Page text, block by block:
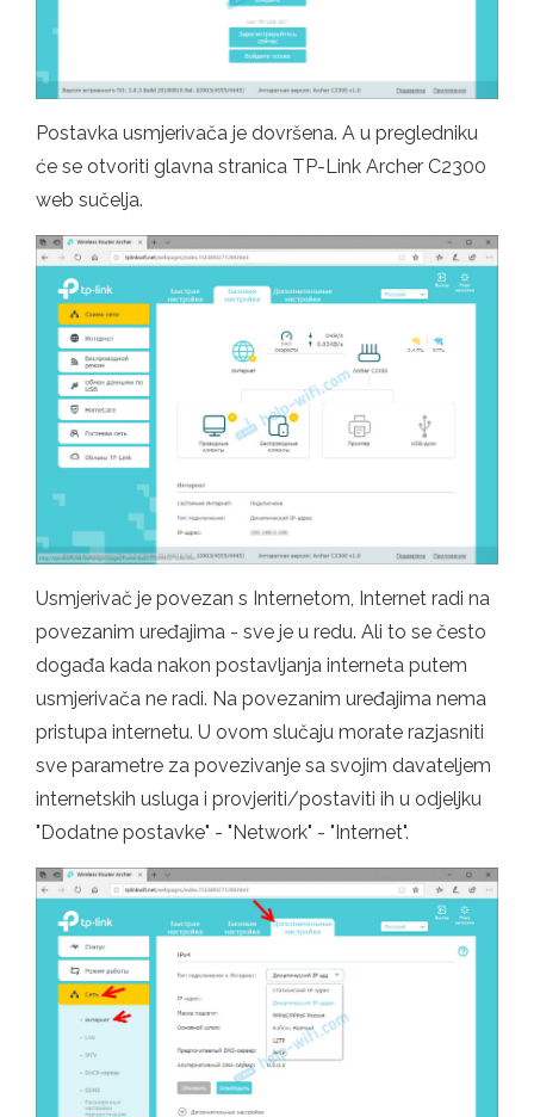
Postavka usmjerivača je dovršena. A u pregledniku
će se otvoriti glavna stranica TP-Link Archer C2300
web sučelja.
Usmjerivač je povezan s Internetom, Internet radi na
povezanim uređajima - sve je u redu. Ali to se često
događa kada nakon postavljanja interneta putem
usmjerivača ne radi. Na povezanim uređajima nema
pristupa internetu. U ovom slučaju morate razjasniti
sve parametre za povezivanje sa svojim davateljem
internetskih usluga i provjeriti/postaviti ih u odjeljku
"Dodatne postavke" - "Network" - "Internet".